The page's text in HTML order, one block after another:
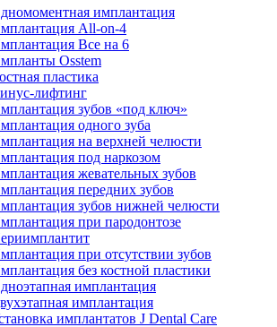
имплантация
All-on-4
Все на 6
Osstem
пластика
лифтинг
зубов «под ключ»
одного зуба
на верхней челюсти
под наркозом
жевательных зубов
передних зубов
зубов нижней челюсти
при пародонтозе
при отсутствии зубов
без костной пластики
имплантация
имплантация
имплантатов J Dental Care